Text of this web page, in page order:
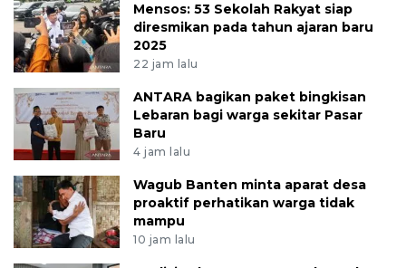
Mensos: 53 Sekolah Rakyat siap
diresmikan pada tahun ajaran baru
2025
22 jam lalu
ANTARA bagikan paket bingkisan
Lebaran bagi warga sekitar Pasar
Baru
4 jam lalu
Wagub Banten minta aparat desa
proaktif perhatikan warga tidak
mampu
10 jam lalu